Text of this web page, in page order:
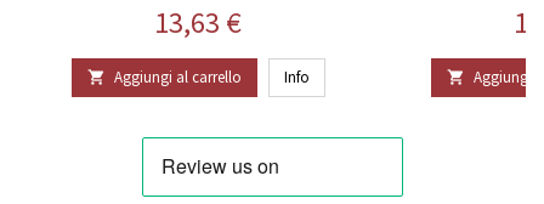
Prezzo
13,63 €
 Aggiungi al carrello Info  Aggiungi